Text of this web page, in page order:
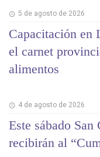
5 de agosto de 2026
Capacitación en
el carnet
alimentos
4 de agosto de 2026
Este sábado
recibirán al